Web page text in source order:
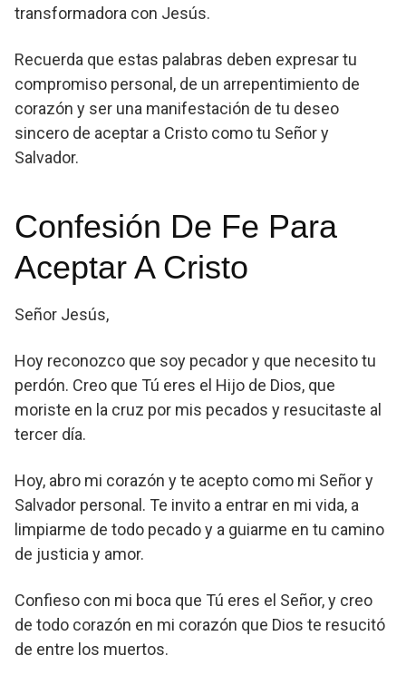
transformadora con Jesús.
Recuerda que estas palabras deben expresar tu
compromiso personal, de un arrepentimiento de
corazón y ser una manifestación de tu deseo
sincero de aceptar a Cristo como tu Señor y
Salvador.
Confesión De Fe Para
Aceptar A Cristo
Señor Jesús,
Hoy reconozco que soy pecador y que necesito tu
perdón. Creo que Tú eres el Hijo de Dios, que
moriste en la cruz por mis pecados y resucitaste al
tercer día.
Hoy, abro mi corazón y te acepto como mi Señor y
Salvador personal. Te invito a entrar en mi vida, a
limpiarme de todo pecado y a guiarme en tu camino
de justicia y amor.
Confieso con mi boca que Tú eres el Señor, y creo
de todo corazón en mi corazón que Dios te resucitó
de entre los muertos.